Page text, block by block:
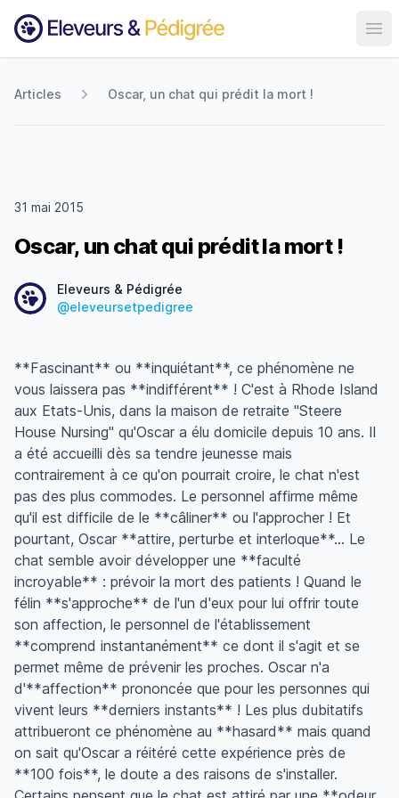
Articles Oscar, un chat qui prédit la mort !
Oscar, un chat qui prédit la mort !
31 mai 2015
Eleveurs & Pédigrée
@eleveursetpedigree
**Fascinant** ou **inquiétant**, ce phénomène ne
vous laissera pas **indifférent** ! C'est à Rhode Island
aux Etats-Unis, dans la maison de retraite "Steere
House Nursing" qu'Oscar a élu domicile depuis 10 ans. Il
a été accueilli dès sa tendre jeunesse mais
contrairement à ce qu'on pourrait croire, le chat n'est
pas des plus commodes. Le personnel affirme même
qu'il est difficile de le **câliner** ou l'approcher ! Et
pourtant, Oscar **attire, perturbe et interloque**... Le
chat semble avoir développer une **faculté
incroyable** : prévoir la mort des patients ! Quand le
félin **s'approche** de l'un d'eux pour lui offrir toute
son affection, le personnel de l'établissement
**comprend instantanément** ce dont il s'agit et se
permet même de prévenir les proches. Oscar n'a
d'**affection** prononcée que pour les personnes qui
vivent leurs **derniers instants** ! Les plus dubitatifs
attribueront ce phénomène au **hasard** mais quand
on sait qu'Oscar a réitéré cette expérience près de
**100 fois**, le doute a des raisons de s'installer.